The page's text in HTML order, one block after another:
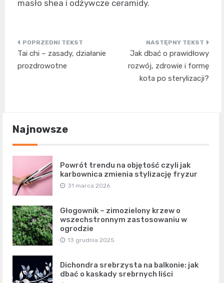
masło shea i odżywcze ceramidy.
Nawigacja
wpisu
Tai chi – zasady, działanie
prozdrowotne
Jak dbać o prawidłowy
rozwój, zdrowie i formę
kota po sterylizacji?
Najnowsze
Powrót trendu na objętość czyli jak
karbownica zmienia stylizację fryzur
31 marca 2026
Głogownik – zimozielony krzew o
wszechstronnym zastosowaniu w
ogrodzie
13 grudnia 2025
Dichondra srebrzysta na balkonie: jak
dbać o kaskady srebrnych liści